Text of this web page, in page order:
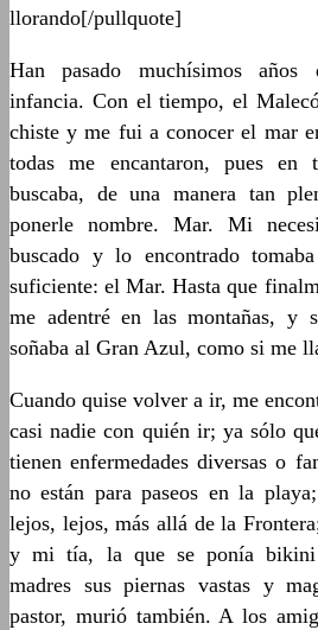
llorando[/pullquote]
Han pasado muchísimos años
infancia. Con el tiempo, el
chiste y me fui a conocer el mar
todas me encantaron, pues en
buscaba, de una manera tan
ponerle nombre. Mar. Mi
buscado y lo encontrado
suficiente: el Mar. Hasta que
me adentré en las montañas, y
soñaba al Gran Azul, como si me
Cuando quise volver a ir, me
casi nadie con quién ir; ya sólo
tienen enfermedades diversas o
no están para paseos en la
lejos, lejos, más allá de la
y mi tía, la que se ponía bikini
madres sus piernas vastas y
pastor, murió también. A los